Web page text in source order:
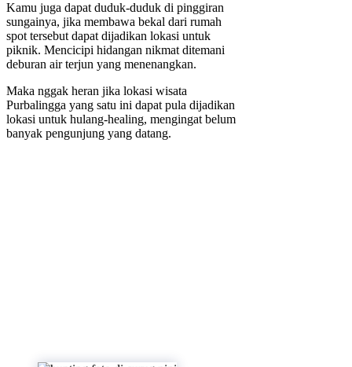
Kamu juga dapat duduk-duduk di pinggiran
sungainya, jika membawa bekal dari rumah
spot tersebut dapat dijadikan lokasi untuk
piknik. Mencicipi hidangan nikmat ditemani
deburan air terjun yang menenangkan.
Maka nggak heran jika lokasi wisata
Purbalingga yang satu ini dapat pula dijadikan
lokasi untuk hulang-healing, mengingat belum
banyak pengunjung yang datang.